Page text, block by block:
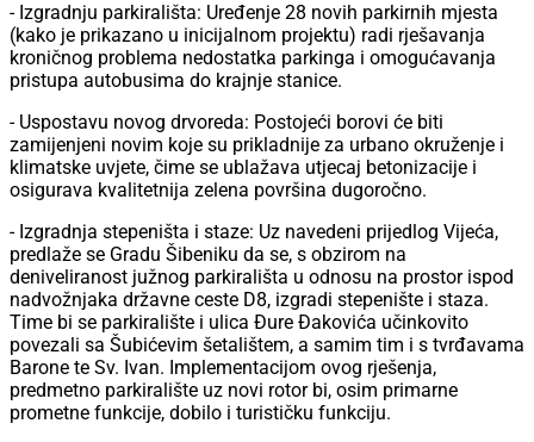
- Izgradnju parkirališta: Uređenje 28 novih parkirnih mjesta
(kako je prikazano u inicijalnom projektu) radi rješavanja
kroničnog problema nedostatka parkinga i omogućavanja
pristupa autobusima do krajnje stanice.
- Uspostavu novog drvoreda: Postojeći borovi će biti
zamijenjeni novim koje su prikladnije za urbano okruženje i
klimatske uvjete, čime se ublažava utjecaj betonizacije i
osigurava kvalitetnija zelena površina dugoročno.
- Izgradnja stepeništa i staze: Uz navedeni prijedlog Vijeća,
predlaže se Gradu Šibeniku da se, s obzirom na
deniveliranost južnog parkirališta u odnosu na prostor ispod
nadvožnjaka državne ceste D8, izgradi stepenište i staza.
Time bi se parkiralište i ulica Đure Đakovića učinkovito
povezali sa Šubićevim šetalištem, a samim tim i s tvrđavama
Barone te Sv. Ivan. Implementacijom ovog rješenja,
predmetno parkiralište uz novi rotor bi, osim primarne
prometne funkcije, dobilo i turističku funkciju.